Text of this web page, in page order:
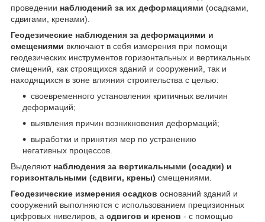
проведении наблюдений за их деформациями (осадками,
сдвигами, кренами).
Геодезические наблюдения за деформациями и
смещениями включают в себя измерения при помощи
геодезических инструментов горизонтальных и вертикальных
смещений, как строящихся зданий и сооружений, так и
находящихся в зоне влияния строительства с целью:
своевременного установления критичных величин
деформаций;
выявления причин возникновения деформаций;
выработки и принятия мер по устранению
негативных процессов.
Выделяют наблюдения за вертикальными (осадки) и
горизонтальными (сдвиги, крены) смещениями.
Геодезические измерения осадков оснований зданий и
сооружений выполняются с использованием прецизионных
цифровых нивелиров, а сдвигов и кренов - с помощью